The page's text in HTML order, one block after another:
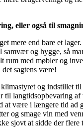
eller også til
mere end bare et
og hygge, så
rum med møbler og
sagtens være!
og indstillet
til langtidsopbevaring
at være i længere tid ad
og smage vin med
sjovt at sidde der flere